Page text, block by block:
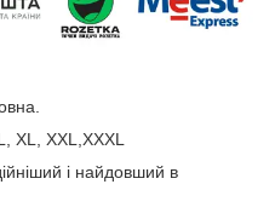
XL, XXL,XXXL
і найдовший в